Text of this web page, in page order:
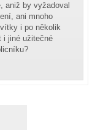
aniž by vyžadoval
ani mnoho
i po několik
i jiné užitečné